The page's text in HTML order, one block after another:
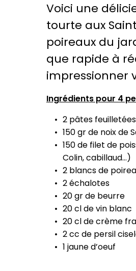
Voici une
tourte aux
poireaux du
que rapide à
impressionner
Ingrédients pour 4
2 pâtes feuilletées
150 gr de noix de
150 de filet de
Colin, cabillaud…)
2 blancs de
2 échalotes
20 gr de beurre
20 cl de vin blanc
20 cl de crème
2 cc de persil
1 jaune d’oeuf